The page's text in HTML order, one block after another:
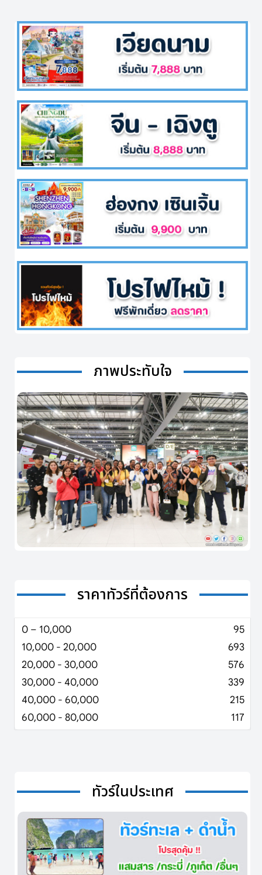
ภาพประทับใจ
ราคาทัวร์ที่ต้องการ
0 – 10,000
95
10,000 - 20,000
693
20,000 - 30,000
576
30,000 - 40,000
339
40,000 - 60,000
215
60,000 - 80,000
117
ทัวร์ในประเทศ